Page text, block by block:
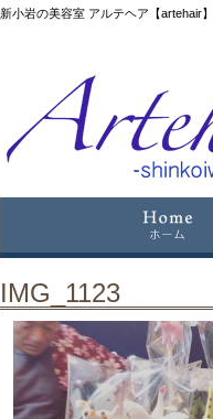
新小岩の美容室 アルテヘア【artehair】
IMG_1123